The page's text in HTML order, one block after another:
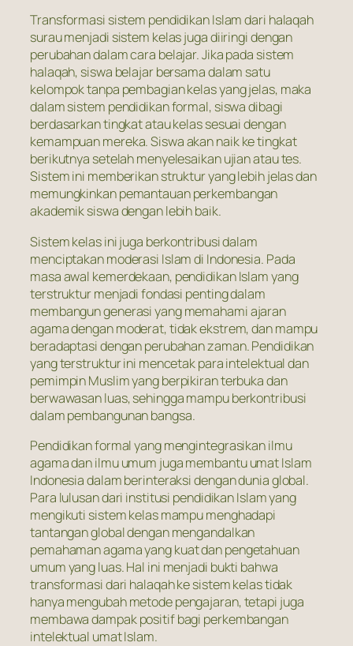
Transformasi sistem pendidikan Islam dari halaqah
surau menjadi sistem kelas juga diiringi dengan
perubahan dalam cara belajar. Jika pada sistem
halaqah, siswa belajar bersama dalam satu
kelompok tanpa pembagian kelas yang jelas, maka
dalam sistem pendidikan formal, siswa dibagi
berdasarkan tingkat atau kelas sesuai dengan
kemampuan mereka. Siswa akan naik ke tingkat
berikutnya setelah menyelesaikan ujian atau tes.
Sistem ini memberikan struktur yang lebih jelas dan
memungkinkan pemantauan perkembangan
akademik siswa dengan lebih baik.
Sistem kelas ini juga berkontribusi dalam
menciptakan moderasi Islam di Indonesia. Pada
masa awal kemerdekaan, pendidikan Islam yang
terstruktur menjadi fondasi penting dalam
membangun generasi yang memahami ajaran
agama dengan moderat, tidak ekstrem, dan mampu
beradaptasi dengan perubahan zaman. Pendidikan
yang terstruktur ini mencetak para intelektual dan
pemimpin Muslim yang berpikiran terbuka dan
berwawasan luas, sehingga mampu berkontribusi
dalam pembangunan bangsa.
Pendidikan formal yang mengintegrasikan ilmu
agama dan ilmu umum juga membantu umat Islam
Indonesia dalam berinteraksi dengan dunia global.
Para lulusan dari institusi pendidikan Islam yang
mengikuti sistem kelas mampu menghadapi
tantangan global dengan mengandalkan
pemahaman agama yang kuat dan pengetahuan
umum yang luas. Hal ini menjadi bukti bahwa
transformasi dari halaqah ke sistem kelas tidak
hanya mengubah metode pengajaran, tetapi juga
membawa dampak positif bagi perkembangan
intelektual umat Islam.